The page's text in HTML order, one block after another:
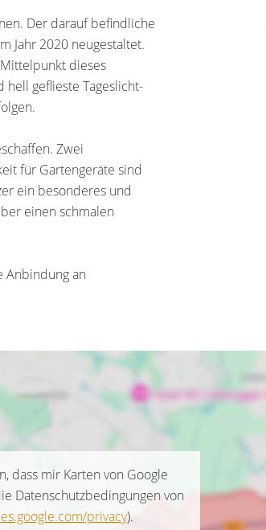
Der darauf befindliche
Jahr 2020 neugestaltet.
dieses
geflieste Tageslicht-
Zwei
für Gartengeräte sind
ein besonderes und
einen schmalen
Anbindung an
dass mir Karten von Google
Datenschutzbedingungen von
privacy).